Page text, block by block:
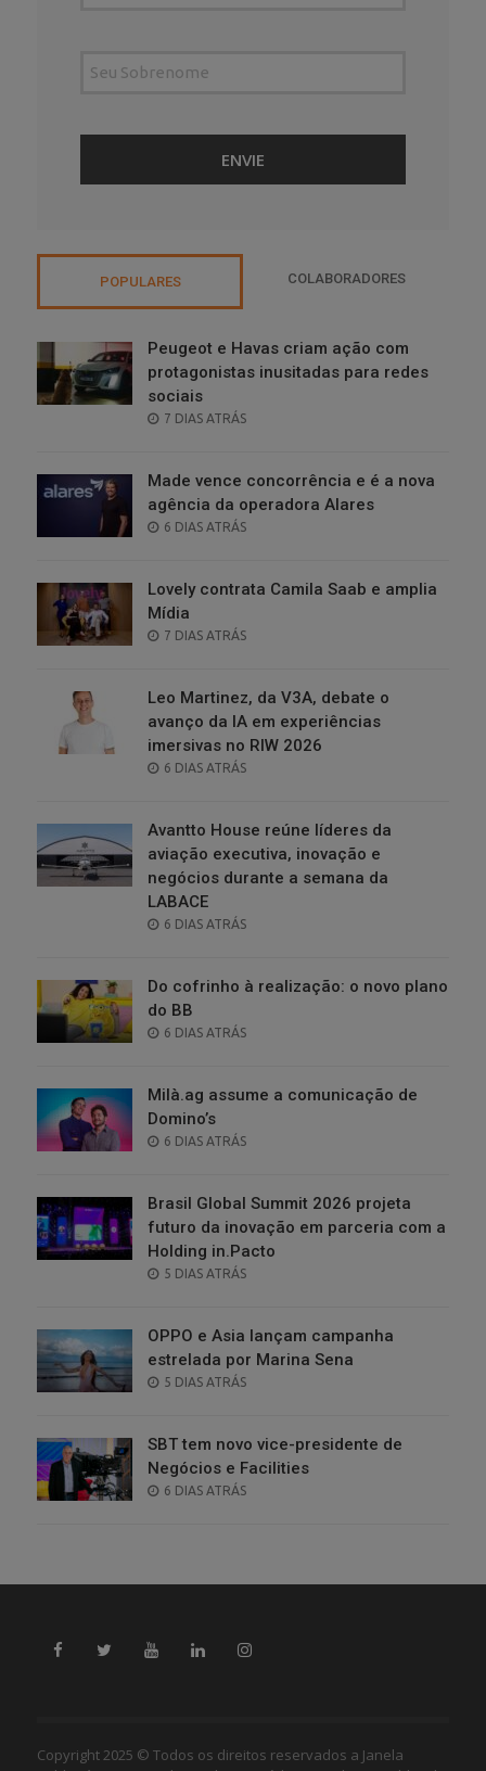
POPULARES COLABORADORES
Peugeot e Havas criam ação com
protagonistas inusitadas para redes
sociais
POSTED
7 DIAS ATRÁS
Made vence concorrência e é a nova
agência da operadora Alares
POSTED
6 DIAS ATRÁS
Lovely contrata Camila Saab e amplia
Mídia
POSTED
7 DIAS ATRÁS
Leo Martinez, da V3A, debate o
avanço da IA em experiências
imersivas no RIW 2026
POSTED
6 DIAS ATRÁS
Avantto House reúne líderes da
aviação executiva, inovação e
negócios durante a semana da
LABACE
POSTED
6 DIAS ATRÁS
Do cofrinho à realização: o novo plano
do BB
POSTED
6 DIAS ATRÁS
Milà.ag assume a comunicação de
Domino’s
POSTED
6 DIAS ATRÁS
Brasil Global Summit 2026 projeta
futuro da inovação em parceria com a
Holding in.Pacto
POSTED
5 DIAS ATRÁS
OPPO e Asia lançam campanha
estrelada por Marina Sena
POSTED
5 DIAS ATRÁS
SBT tem novo vice-presidente de
Negócios e Facilities
POSTED
6 DIAS ATRÁS
Copyright 2025 © Todos os direitos reservados a Janela